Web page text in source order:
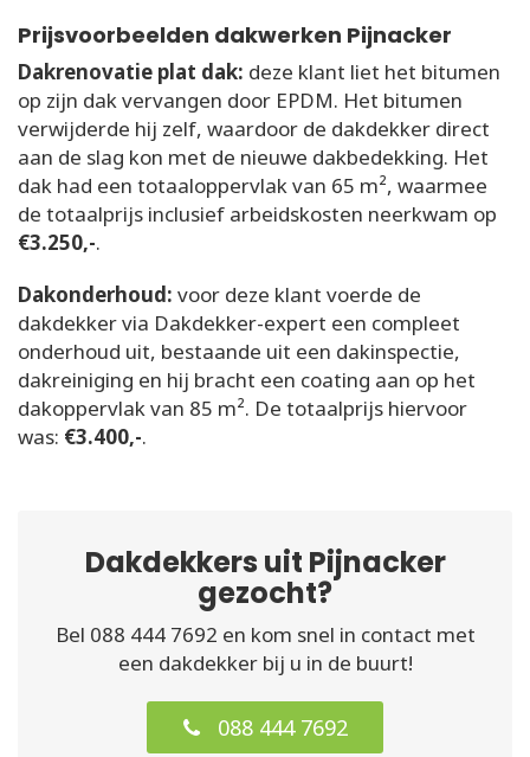
Prijsvoorbeelden dakwerken Pijnacker
Dakrenovatie plat dak: deze klant liet het bitumen
op zijn dak vervangen door EPDM. Het bitumen
verwijderde hij zelf, waardoor de dakdekker direct
aan de slag kon met de nieuwe dakbedekking. Het
dak had een totaaloppervlak van 65 m², waarmee
de totaalprijs inclusief arbeidskosten neerkwam op
€3.250,-.
Dakonderhoud: voor deze klant voerde de
dakdekker via Dakdekker-expert een compleet
onderhoud uit, bestaande uit een dakinspectie,
dakreiniging en hij bracht een coating aan op het
dakoppervlak van 85 m². De totaalprijs hiervoor
was: €3.400,-.
Dakdekkers uit Pijnacker
gezocht?
Bel 088 444 7692 en kom snel in contact met
een dakdekker bij u in de buurt!
088 444 7692